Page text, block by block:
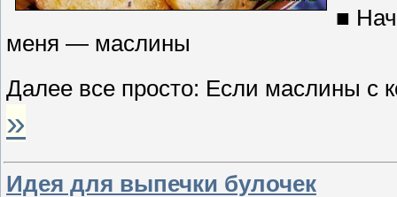
■
меня — маслины
Далее все просто: Если маслины с
»
Идея для выпечки булочек